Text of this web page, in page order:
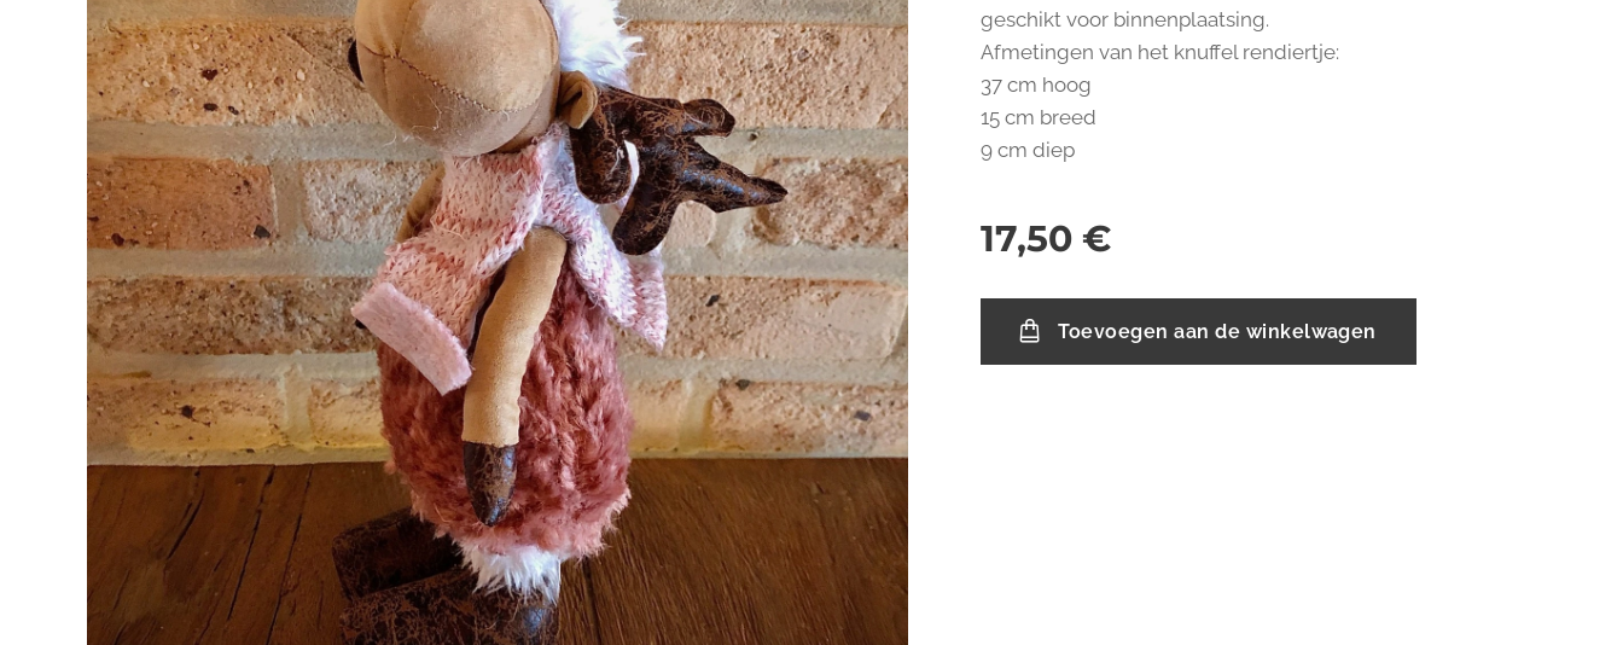
geschikt voor binnenplaatsing.
Afmetingen van het knuffel rendiertje:
37 cm hoog
15 cm breed
9 cm diep
17,50 €
Toevoegen aan de winkelwagen